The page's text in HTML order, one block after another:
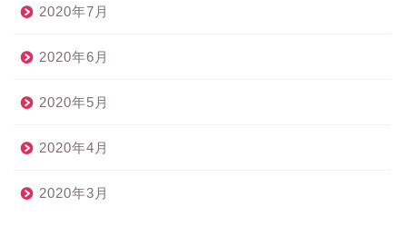
2020年7月
2020年6月
2020年5月
2020年4月
2020年3月